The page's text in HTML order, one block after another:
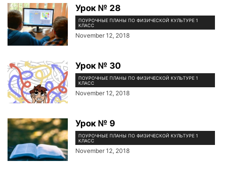
Урок № 28
ПОУРОЧНЫЕ ПЛАНЫ ПО ФИЗИЧЕСКОЙ КУЛЬТУРЕ 1
КЛАСС
November 12, 2018
Урок № 30
ПОУРОЧНЫЕ ПЛАНЫ ПО ФИЗИЧЕСКОЙ КУЛЬТУРЕ 1
КЛАСС
November 12, 2018
Урок № 9
ПОУРОЧНЫЕ ПЛАНЫ ПО ФИЗИЧЕСКОЙ КУЛЬТУРЕ 1
КЛАСС
November 12, 2018